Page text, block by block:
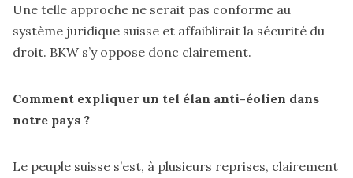
Une telle approche ne serait pas conforme au
système juridique suisse et affaiblirait la sécurité du
droit. BKW s’y oppose donc clairement.
Comment expliquer un tel élan anti-éolien dans
notre pays ?
Le peuple suisse s’est, à plusieurs reprises, clairement